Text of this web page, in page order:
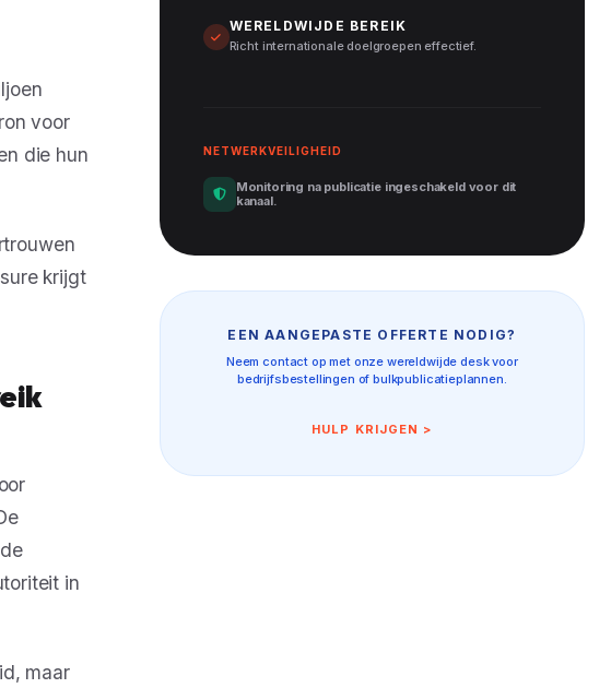
voor
die hun
krijgt
in
maar
WERELDWIJDE BEREIK
Richt internationale doelgroepen effectief.
NETWERKVEILIGHEID
Monitoring na publicatie ingeschakeld voor dit
kanaal.
EEN AANGEPASTE OFFERTE NODIG?
Neem contact op met onze wereldwijde desk voor
bedrijfsbestellingen of bulkpublicatieplannen.
HULP KRIJGEN >